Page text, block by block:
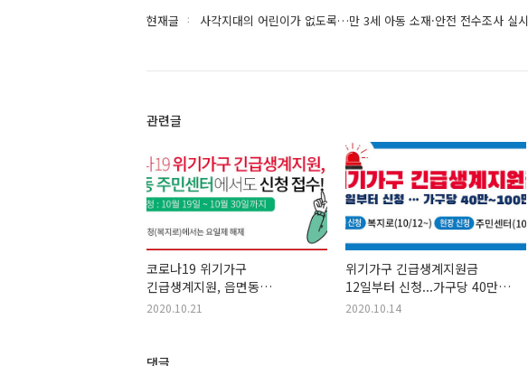
현재글 사각지대의 어린이가 없도록…만 3세 아동 소재·안전 전수조사 실시
관련글
코로나19 위기가구
긴급생계지원, 읍면동
주민센터에서도 신청 접수!
2020.10.21
위기가구 긴급생계지원금
12일부터 신청...가구당 40만
~100만원
2020.10.14
댓글